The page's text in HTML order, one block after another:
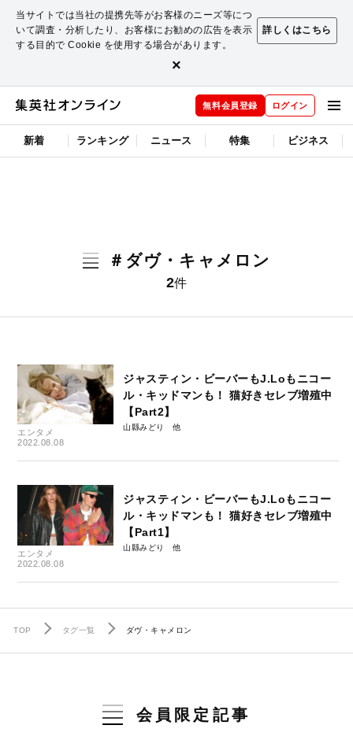
当サイトでは当社の提携先等がお客様のニーズ等につ
いて調査・分析したり、お客様にお勧めの広告を表示
する目的で Cookie を使用する場合があります。
詳しくはこちら
×
無料会員登録 ログイン
新着 ランキング ニュース 特集 ビジネス
＃ダヴ・キャメロン
2件
エンタメ
2022.08.08
ジャスティン・ビーバーもJ.Loもニコー
ル・キッドマンも！ 猫好きセレブ増殖中
【Part2】
山縣みどり
エンタメ
2022.08.08
ジャスティン・ビーバーもJ.Loもニコー
ル・キッドマンも！ 猫好きセレブ増殖中
【Part1】
山縣みどり
TOP タグ一覧 ダヴ・キャメロン
会員限定記事